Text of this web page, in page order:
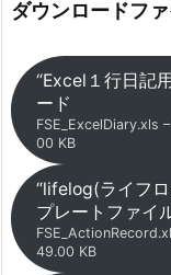
ダウンロードフ
“Excel１行日記
ード
FSE_ExcelDiary.xls
00 KB
“lifelog(ライフ
プレートファイ
49.00 KB